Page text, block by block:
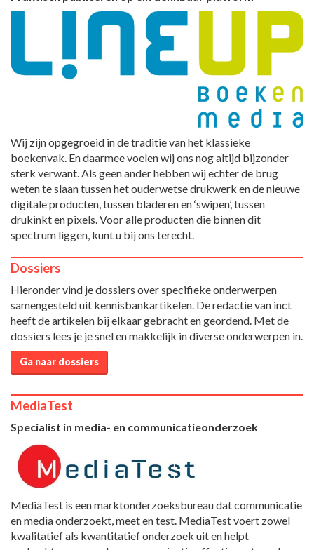
Wij zijn opgegroeid in de traditie van het klassieke
boekenvak. En daarmee voelen wij ons nog altijd bijzonder
sterk verwant. Als geen ander hebben wij echter de brug
weten te slaan tussen het ouderwetse drukwerk en de nieuwe
digitale producten, tussen bladeren en ‘swipen’, tussen
drukinkt en pixels. Voor alle producten die binnen dit
spectrum liggen, kunt u bij ons terecht.
Dossiers
Hieronder vind je dossiers over specifieke onderwerpen
samengesteld uit kennisbankartikelen. De redactie van inct
heeft de artikelen bij elkaar gebracht en geordend. Met de
dossiers lees je je snel en makkelijk in diverse onderwerpen in.
Ga naar dossiers
MediaTest
Specialist in media- en communicatieonderzoek
MediaTest is een marktonderzoeksbureau dat communicatie
en media onderzoekt, meet en test. MediaTest voert zowel
kwalitatief als kwantitatief onderzoek uit en helpt